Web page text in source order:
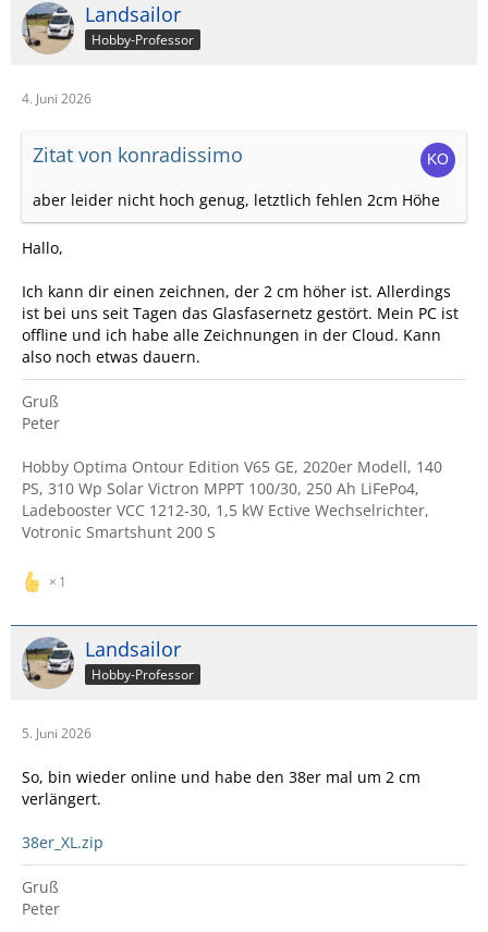
Landsailor
Hobby-Professor
4. Juni 2026
Zitat von konradissimo
aber leider nicht hoch genug, letztlich fehlen 2cm Höhe
Hallo,
Ich kann dir einen zeichnen, der 2 cm höher ist. Allerdings
ist bei uns seit Tagen das Glasfasernetz gestört. Mein PC ist
offline und ich habe alle Zeichnungen in der Cloud. Kann
also noch etwas dauern.
Gruß
Peter
Hobby Optima Ontour Edition V65 GE, 2020er Modell, 140
PS, 310 Wp Solar Victron MPPT 100/30, 250 Ah LiFePo4,
Ladebooster VCC 1212-30, 1,5 kW Ective Wechselrichter,
Votronic Smartshunt 200 S
1
Landsailor
Hobby-Professor
5. Juni 2026
So, bin wieder online und habe den 38er mal um 2 cm
verlängert.
38er_XL.zip
Gruß
Peter